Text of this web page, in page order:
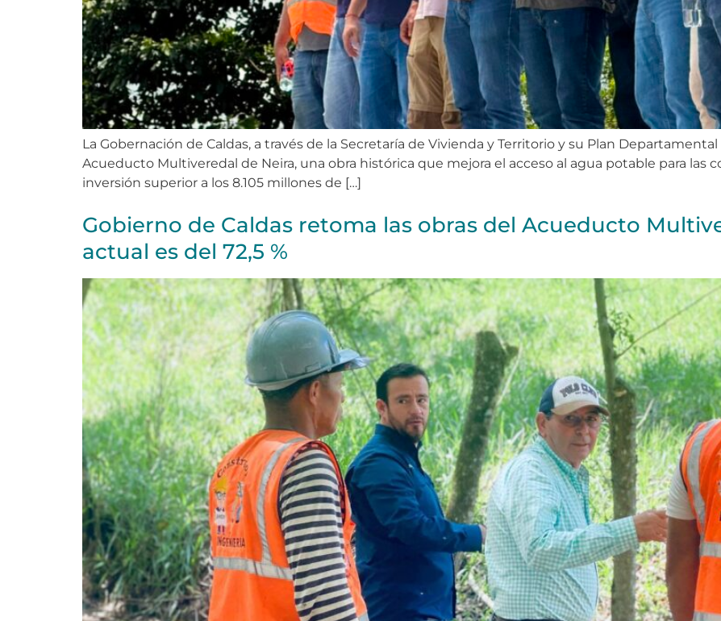
La Gobernación de Caldas, a través de la Secretaría de Vivienda y Territorio y su Plan
Acueducto Multiveredal de Neira, una obra histórica que mejora el acceso al agua potable para las
inversión superior a los 8.105 millones de […]
Gobierno de Caldas retoma las obras del Acueducto
actual es del 72,5 %